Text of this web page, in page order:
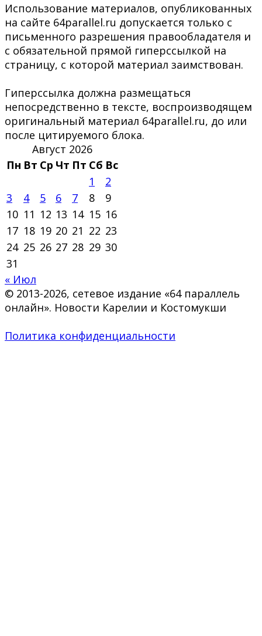
Использование материалов, опубликованных
на сайте 64parallel.ru допускается только с
письменного разрешения правообладателя и
с обязательной прямой гиперссылкой на
страницу, с которой материал заимствован.
Гиперссылка должна размещаться
непосредственно в тексте, воспроизводящем
оригинальный материал 64parallel.ru, до или
после цитируемого блока.
Август 2026
Пн Вт Ср Чт Пт Сб Вс
1
2
3
4 5 6 7 8
9
10 11 12 13 14 15 16
17 18 19 20 21 22 23
24 25 26 27 28 29 30
31
« Июл
© 2013-2026, сетевое издание «64 параллель
онлайн». Новости Карелии и Костомукши
Политика конфиденциальности